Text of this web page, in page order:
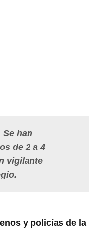
Se han
de 2 a 4
vigilante
y policías de la